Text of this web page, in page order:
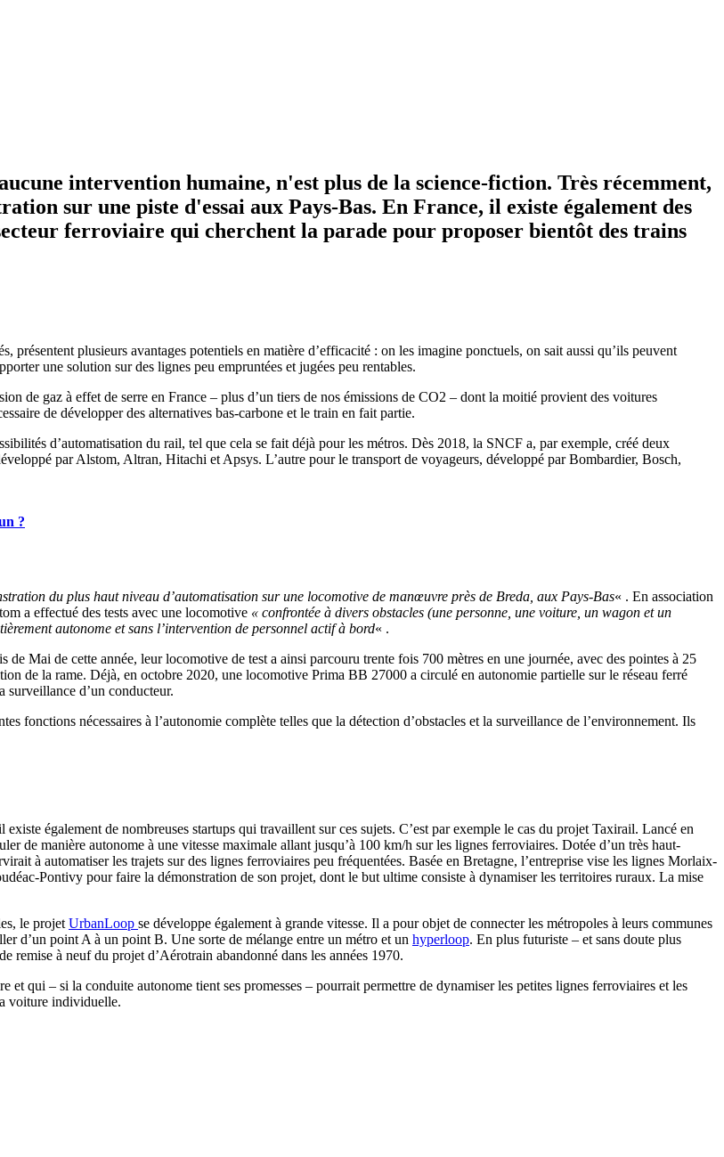
intervention humaine, n'est plus de la science-fiction. Très récemment,
sur une piste d'essai aux Pays-Bas. En France, il existe également des
ferroviaire qui cherchent la parade pour proposer bientôt des trains
présentent plusieurs avantages potentiels en matière d’efficacité : on les imagine ponctuels, on sait aussi qu’ils peuvent
une solution sur des lignes peu empruntées et jugées peu rentables.
de gaz à effet de serre en France – plus d’un tiers de nos émissions de CO2 – dont la moitié provient des voitures
de développer des alternatives bas-carbone et le train en fait partie.
d’automatisation du rail, tel que cela se fait déjà pour les métros. Dès 2018, la SNCF a, par exemple, créé deux
par Alstom, Altran, Hitachi et Apsys. L’autre pour le transport de voyageurs, développé par Bombardier, Bosch,
?
du plus haut niveau d’automatisation sur une locomotive de manœuvre près de Breda, aux Pays-Bas« . En association
a effectué des tests avec une locomotive « confrontée à divers obstacles (une personne, une voiture, un wagon et un
autonome et sans l’intervention de personnel actif à bord« .
Mai de cette année, leur locomotive de test a ainsi parcouru trente fois 700 mètres en une journée, avec des pointes à 25
de la rame. Déjà, en octobre 2020, une locomotive Prima BB 27000 a circulé en autonomie partielle sur le réseau ferré
d’un conducteur.
fonctions nécessaires à l’autonomie complète telles que la détection d’obstacles et la surveillance de l’environnement. Ils
également de nombreuses startups qui travaillent sur ces sujets. C’est par exemple le cas du projet Taxirail. Lancé en
de manière autonome à une vitesse maximale allant jusqu’à 100 km/h sur les lignes ferroviaires. Dotée d’un très haut-
à automatiser les trajets sur des lignes ferroviaires peu fréquentées. Basée en Bretagne, l’entreprise vise les lignes Morlaix-
Pontivy pour faire la démonstration de son projet, dont le but ultime consiste à dynamiser les territoires ruraux. La mise
le projet UrbanLoop se développe également à grande vitesse. Il a pour objet de connecter les métropoles à leurs communes
d’un point A à un point B. Une sorte de mélange entre un métro et un hyperloop. En plus futuriste – et sans doute plus
remise à neuf du projet d’Aérotrain abandonné dans les années 1970.
qui – si la conduite autonome tient ses promesses – pourrait permettre de dynamiser les petites lignes ferroviaires et les
voiture individuelle.